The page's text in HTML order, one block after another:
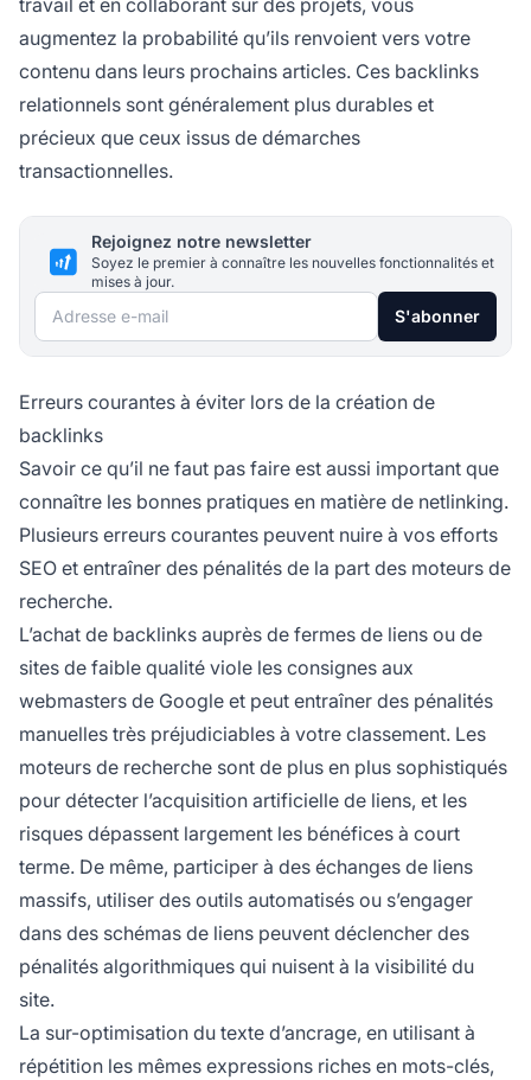
travail et en collaborant sur des projets, vous
augmentez la probabilité qu’ils renvoient vers votre
contenu dans leurs prochains articles. Ces backlinks
relationnels sont généralement plus durables et
précieux que ceux issus de démarches
transactionnelles.
Rejoignez notre newsletter
Soyez le premier à connaître les nouvelles fonctionnalités et
mises à jour.
Adresse e-mail S'abonner
Erreurs courantes à éviter lors de la création de
backlinks
Savoir ce qu’il ne faut pas faire est aussi important que
connaître les bonnes pratiques en matière de netlinking.
Plusieurs erreurs courantes peuvent nuire à vos efforts
SEO et entraîner des pénalités de la part des moteurs de
recherche.
L’achat de backlinks auprès de fermes de liens ou de
sites de faible qualité viole les consignes aux
webmasters de Google et peut entraîner des pénalités
manuelles très préjudiciables à votre classement. Les
moteurs de recherche sont de plus en plus sophistiqués
pour détecter l’acquisition artificielle de liens, et les
risques dépassent largement les bénéfices à court
terme. De même, participer à des échanges de liens
massifs, utiliser des outils automatisés ou s’engager
dans des schémas de liens peuvent déclencher des
pénalités algorithmiques qui nuisent à la visibilité du
site.
La sur-optimisation du texte d’ancrage, en utilisant à
répétition les mêmes expressions riches en mots-clés,